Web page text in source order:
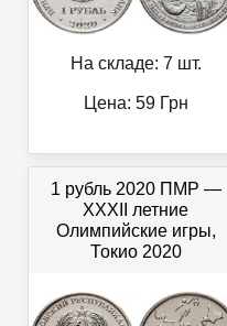
На складе: 7 шт.
Цена: 59Грн
1 рубль 2020 ПМР —
XXXII летние
Олимпийские игры,
Токио 2020